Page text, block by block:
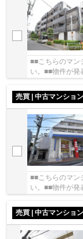
■■こちらのマン
い。■■物件が発
売買 | 中古マンション
■■こちらのマン
い。■■物件が発
売買 | 中古マンション